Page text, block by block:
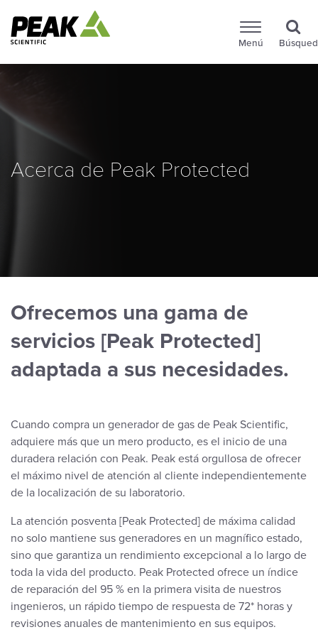
Menú
Acerca de Peak Protected
Ofrecemos una gama de
servicios [Peak Protected]
adaptada a sus necesidades.
Cuando compra un generador de gas de Peak Scientific,
adquiere más que un mero producto, es el inicio de una
duradera relación con Peak. Peak está orgullosa de ofrecer
el máximo nivel de atención al cliente independientemente
de la localización de su laboratorio.
La atención posventa [Peak Protected] de máxima calidad
no solo mantiene sus generadores en un magnífico estado,
sino que garantiza un rendimiento excepcional a lo largo de
toda la vida del producto. Peak Protected ofrece un índice
de reparación del 95 % en la primera visita de nuestros
ingenieros, un rápido tiempo de respuesta de 72* horas y
revisiones anuales de mantenimiento en sus equipos.